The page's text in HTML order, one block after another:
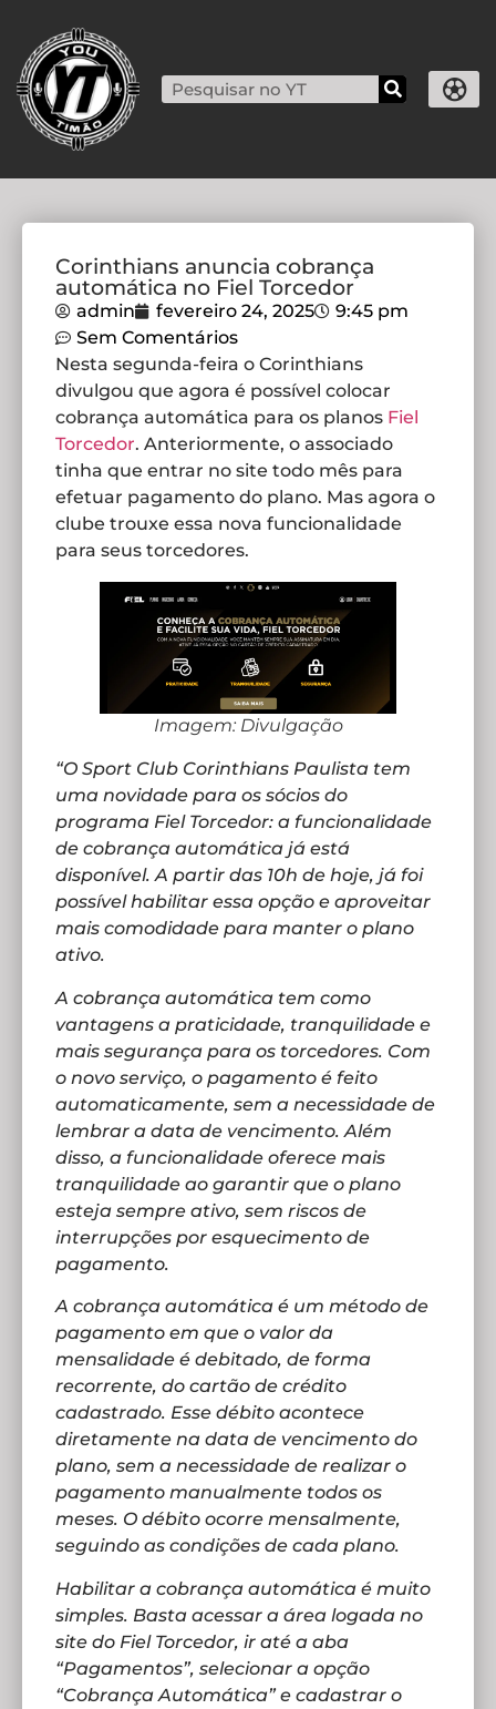
Corinthians anuncia cobrança
automática no Fiel Torcedor
admin fevereiro 24, 2025
9:45 pm
Sem Comentários
Nesta segunda-feira o Corinthians
divulgou que agora é possível colocar
cobrança automática para os planos Fiel
Torcedor. Anteriormente, o associado
tinha que entrar no site todo mês para
efetuar pagamento do plano. Mas agora o
clube trouxe essa nova funcionalidade
para seus torcedores.
Imagem: Divulgação
“O Sport Club Corinthians Paulista tem
uma novidade para os sócios do
programa Fiel Torcedor: a funcionalidade
de cobrança automática já está
disponível. A partir das 10h de hoje, já foi
possível habilitar essa opção e aproveitar
mais comodidade para manter o plano
ativo.
A cobrança automática tem como
vantagens a praticidade, tranquilidade e
mais segurança para os torcedores. Com
o novo serviço, o pagamento é feito
automaticamente, sem a necessidade de
lembrar a data de vencimento. Além
disso, a funcionalidade oferece mais
tranquilidade ao garantir que o plano
esteja sempre ativo, sem riscos de
interrupções por esquecimento de
pagamento.
A cobrança automática é um método de
pagamento em que o valor da
mensalidade é debitado, de forma
recorrente, do cartão de crédito
cadastrado. Esse débito acontece
diretamente na data de vencimento do
plano, sem a necessidade de realizar o
pagamento manualmente todos os
meses. O débito ocorre mensalmente,
seguindo as condições de cada plano.
Habilitar a cobrança automática é muito
simples. Basta acessar a área logada no
site do Fiel Torcedor, ir até a aba
“Pagamentos”, selecionar a opção
“Cobrança Automática” e cadastrar o